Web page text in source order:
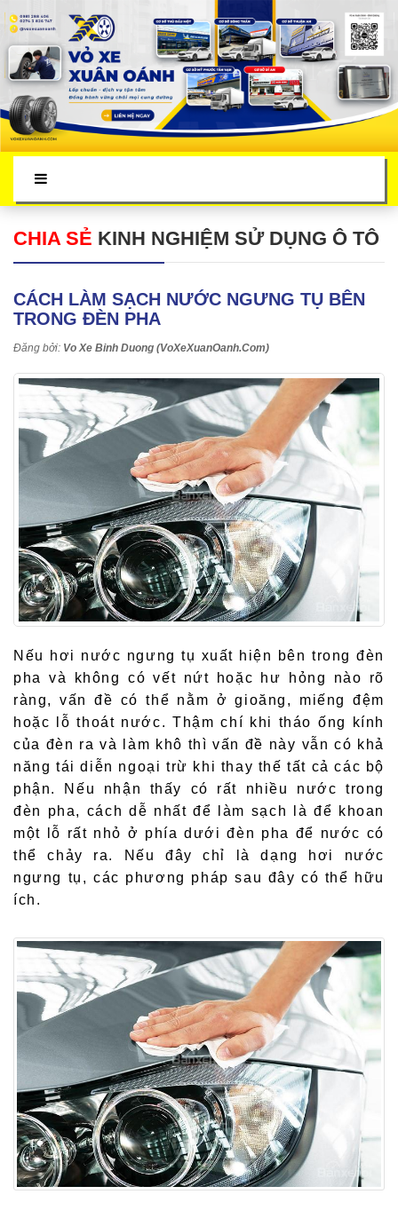
CHIA SẺ KINH NGHIỆM SỬ DỤNG Ô TÔ
CÁCH LÀM SẠCH NƯỚC NGƯNG TỤ BÊN
TRONG ĐÈN PHA
Đăng bởi: Vo Xe Binh Duong (VoXeXuanOanh.Com)
Nếu hơi nước ngưng tụ xuất hiện bên trong đèn
pha và không có vết nứt hoặc hư hỏng nào rõ
ràng, vấn đề có thể nằm ở gioăng, miếng đệm
hoặc lỗ thoát nước. Thậm chí khi tháo ống kính
của đèn ra và làm khô thì vấn đề này vẫn có khả
năng tái diễn ngoại trừ khi thay thế tất cả các bộ
phận. Nếu nhận thấy có rất nhiều nước trong
đèn pha, cách dễ nhất để làm sạch là để khoan
một lỗ rất nhỏ ở phía dưới đèn pha để nước có
thể chảy ra. Nếu đây chỉ là dạng hơi nước
ngưng tụ, các phương pháp sau đây có thể hữu
ích.